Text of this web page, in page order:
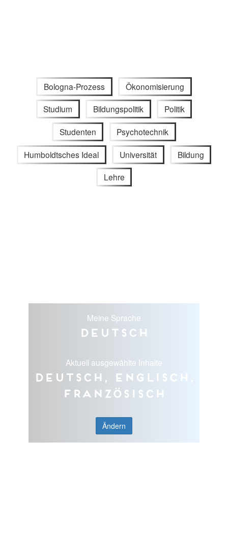
Bologna-Prozess Ökonomisierung
Studium Bildungspolitik Politik
Studenten Psychotechnik
Humboldtsches Ideal Universität Bildung
Lehre
Meine Sprache
Deutsch
Aktuell ausgewählte Inhalte
Deutsch, Englisch,
Französisch
Ändern